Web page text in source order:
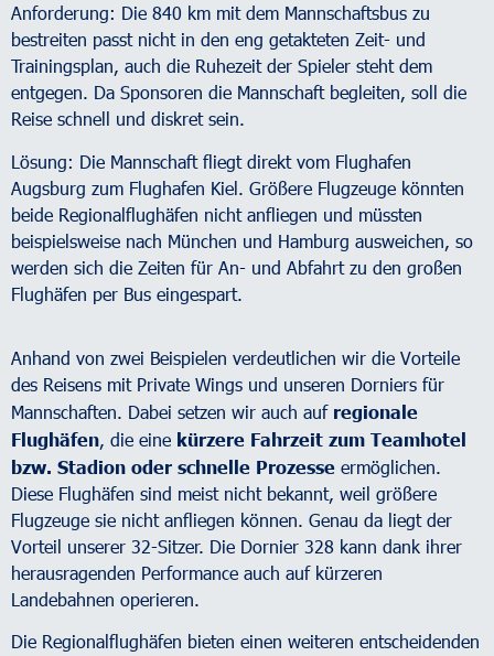
Anforderung: Die 840 km mit dem Mannschaftsbus zu
bestreiten passt nicht in den eng getakteten Zeit- und
Trainingsplan, auch die Ruhezeit der Spieler steht dem
entgegen. Da Sponsoren die Mannschaft begleiten, soll die
Reise schnell und diskret sein.
Lösung: Die Mannschaft fliegt direkt vom Flughafen
Augsburg zum Flughafen Kiel. Größere Flugzeuge könnten
beide Regionalflughäfen nicht anfliegen und müssten
beispielsweise nach München und Hamburg ausweichen, so
werden sich die Zeiten für An- und Abfahrt zu den großen
Flughäfen per Bus eingespart.
Anhand von zwei Beispielen verdeutlichen wir die Vorteile
des Reisens mit Private Wings und unseren Dorniers für
Mannschaften. Dabei setzen wir auch auf regionale
Flughäfen, die eine kürzere Fahrzeit zum Teamhotel
bzw. Stadion oder schnelle Prozesse ermöglichen.
Diese Flughäfen sind meist nicht bekannt, weil größere
Flugzeuge sie nicht anfliegen können. Genau da liegt der
Vorteil unserer 32-Sitzer. Die Dornier 328 kann dank ihrer
herausragenden Performance auch auf kürzeren
Landebahnen operieren.
Die Regionalflughäfen bieten einen weiteren entscheidenden